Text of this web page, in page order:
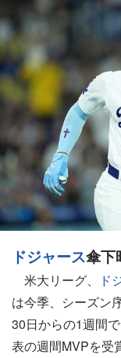
ドジャース傘下
米大リーグ、 ド
は今季、シーズン
30日からの1週間
表の週間MVPを受